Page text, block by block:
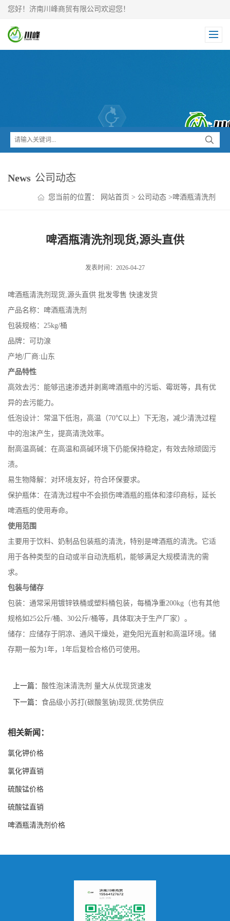
您好！济南川峰商贸有限公司欢迎您！
News 公司动态
您当前的位置： 网站首页 > 公司动态 >啤酒瓶清洗剂
啤酒瓶清洗剂现货,源头直供
发表时间：2026-04-27
啤酒瓶清洗剂现货,源头直供 批发零售 快速发货
产品名称：啤酒瓶清洗剂
包装规格：25kg/桶
品牌：可玏湶
产地/厂商:山东
产品特性
高效去污：能够迅速渗透并剥离啤酒瓶中的污垢、霉斑等，具有优
异的去污能力。
低泡设计：常温下低泡，高温（70℃以上）下无泡，减少清洗过程
中的泡沫产生，提高清洗效率。
耐高温高碱：在高温和高碱环境下仍能保持稳定，有效去除顽固污
渍。
易生物降解：对环境友好，符合环保要求。
保护瓶体：在清洗过程中不会损伤啤酒瓶的瓶体和漆印商标，延长
啤酒瓶的使用寿命。
使用范围
主要用于饮料、奶制品包装瓶的清洗，特别是啤酒瓶的清洗。它适
用于各种类型的自动或半自动洗瓶机，能够满足大规模清洗的需
求。
包装与储存
包装：通常采用镀锌铁桶或塑料桶包装，每桶净重200kg（也有其他
规格如25公斤/桶、30公斤/桶等，具体取决于生产厂家）。
储存：应储存于阴凉、通风干燥处，避免阳光直射和高温环境。储
存期一般为1年，1年后复检合格仍可使用。
上一篇： 酸性泡沫清洗剂 量大从优现货速发
下一篇： 食品级小苏打(碳酸氢钠)现货,优势供应
相关新闻：
氯化钾价格
氯化钾直销
硫酸锰价格
硫酸锰直销
啤酒瓶清洗剂价格